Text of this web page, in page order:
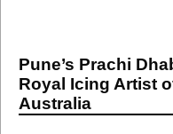
Pune’s Prachi
Royal Icing Artist
Australia